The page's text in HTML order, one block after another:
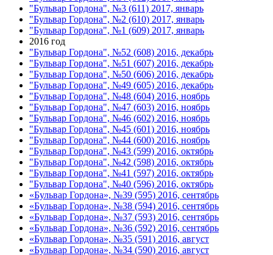
"Бульвар Гордона", №3 (611) 2017, январь
"Бульвар Гордона", №2 (610) 2017, январь
"Бульвар Гордона", №1 (609) 2017, январь
2016 год
"Бульвар Гордона", №52 (608) 2016, декабрь
"Бульвар Гордона", №51 (607) 2016, декабрь
"Бульвар Гордона", №50 (606) 2016, декабрь
"Бульвар Гордона", №49 (605) 2016, декабрь
"Бульвар Гордона", №48 (604) 2016, ноябрь
"Бульвар Гордона", №47 (603) 2016, ноябрь
"Бульвар Гордона", №46 (602) 2016, ноябрь
"Бульвар Гордона", №45 (601) 2016, ноябрь
"Бульвар Гордона", №44 (600) 2016, ноябрь
"Бульвар Гордона", №43 (599) 2016, октябрь
"Бульвар Гордона", №42 (598) 2016, октябрь
"Бульвар Гордона", №41 (597) 2016, октябрь
"Бульвар Гордона", №40 (596) 2016, октябрь
«Бульвар Гордона», №39 (595) 2016, сентябрь
«Бульвар Гордона», №38 (594) 2016, сентябрь
«Бульвар Гордона», №37 (593) 2016, сентябрь
«Бульвар Гордона», №36 (592) 2016, сентябрь
«Бульвар Гордона», №35 (591) 2016, август
«Бульвар Гордона», №34 (590) 2016, август